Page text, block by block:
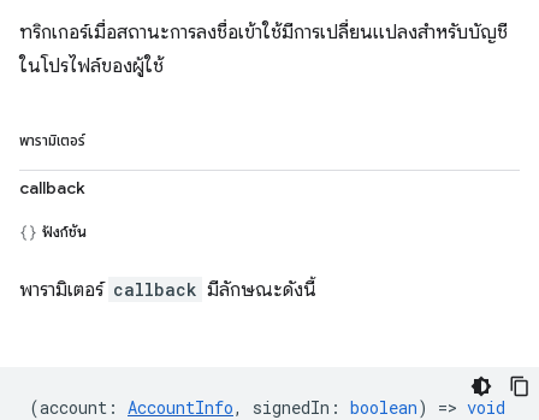
ทริกเกอร์เมื่อสถานะการลงชื่อเข้าใช้มีการเปลี่ยนแปลงสำหรับบัญชี
ในโปรไฟล์ของผู้ใช้
พารามิเตอร์
callback
ฟังก์ชัน
พารามิเตอร์ callback มีลักษณะดังนี้
(account : AccountInfo, signedIn : boolean) => void